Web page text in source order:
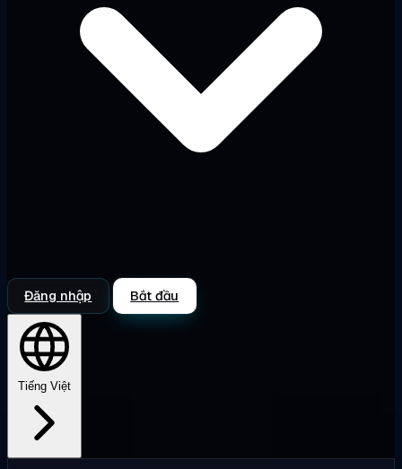
Đăng nhập Bắt đầu
Tiếng Việt